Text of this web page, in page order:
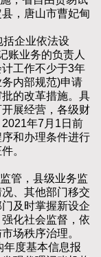
，唐山市曹妃甸
企业依法设
账业务的负责人
工作不少于3年
内部规范)申请
的改革措施。具
展经营，各级财
年7月1日前
和办理条件进行
。
管，县级业务监
、其他部门移交
及时掌握新设企
化社会监督，依
场秩序治理。
度基本信息报